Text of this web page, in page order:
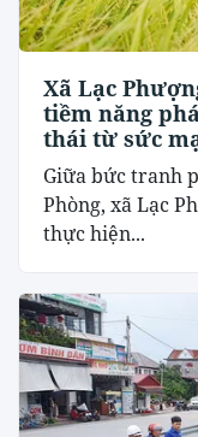
Xã Lạc
tiềm năng
thái từ sức
​Giữa bức tranh
Phòng, xã Lạc
thực hiện...